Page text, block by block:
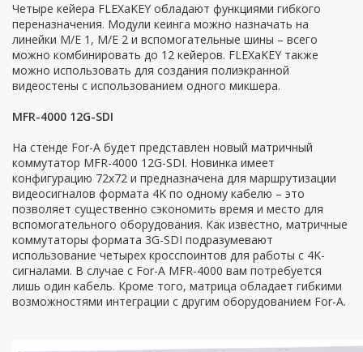
Четыре кейера FLEXaKEY обладают функциями гибкого
переназначения. Модули кеинга можно назначать на
линейки M/E 1, M/E 2 и вспомогательные шины – всего
можно комбинировать до 12 кейеров. FLEXaKEY также
можно использовать для создания полиэкранной
видеостены с использованием одного микшера.
MFR-4000 12G-SDI
На стенде For-A будет представлен новый матричный
коммутатор MFR-4000 12G-SDI. Новинка имеет
конфигурацию 72x72 и предназначена для маршрутизации
видеосигналов формата 4K по одному кабелю – это
позволяет существенно сэкономить время и место для
вспомогательного оборудования. Как известно, матричные
коммутаторы формата 3G-SDI подразумевают
использование четырех кросспоинтов для работы с 4K-
сигналами. В случае с For-A MFR-4000 вам потребуется
лишь один кабель. Кроме того, матрица обладает гибкими
возможностями интеграции с другим оборудованием For-A.